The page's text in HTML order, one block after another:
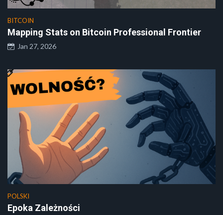
BITCOIN
Mapping Stats on Bitcoin Professional Frontier
Jan 27, 2026
POLSKI
Epoka Zależności